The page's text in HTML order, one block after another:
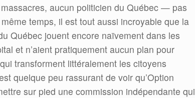
aucun politicien du Québec — pas
temps, il est tout aussi incroyable que la
Québec jouent encore naïvement dans les
et n’aient pratiquement aucun plan pour
transforment littéralement les citoyens
quelque peu rassurant de voir qu’Option
sur pied une commission indépendante qui